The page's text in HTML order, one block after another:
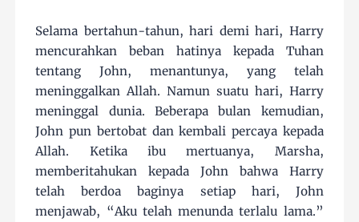
Selama bertahun-tahun, hari demi hari, Harry
mencurahkan beban hatinya kepada Tuhan
tentang John, menantunya, yang telah
meninggalkan Allah. Namun suatu hari, Harry
meninggal dunia. Beberapa bulan kemudian,
John pun bertobat dan kembali percaya kepada
Allah. Ketika ibu mertuanya, Marsha,
memberitahukan kepada John bahwa Harry
telah berdoa baginya setiap hari, John
menjawab, “Aku telah menunda terlalu lama.”